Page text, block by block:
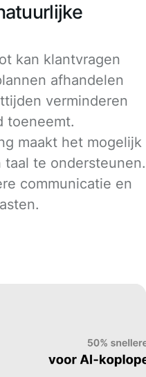
kan klantvragen
afhandelen
verminderen
toeneemt.
maakt het mogelijk
te ondersteunen.
communicatie en